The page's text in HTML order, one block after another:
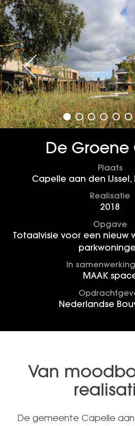
De Groene
Plaats
Capelle aan den IJssel,
Realisatie
2018
Opgave
Totaalvisie voor een nieuw
In
MAAK
Nederlandse
Van
De gemeente Capelle aan